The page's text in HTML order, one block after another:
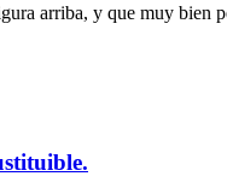
arriba, y que muy bien